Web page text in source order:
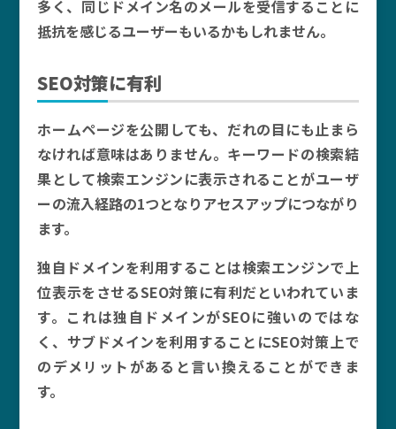
多く、同じドメイン名のメールを受信することに
抵抗を感じるユーザーもいるかもしれません。
SEO対策に有利
ホームページを公開しても、だれの目にも止まら
なければ意味はありません。キーワードの検索結
果として検索エンジンに表示されることがユーザ
ーの流入経路の1つとなりアセスアップにつながり
ます。
独自ドメインを利用することは検索エンジンで上
位表示をさせるSEO対策に有利だといわれていま
す。これは独自ドメインがSEOに強いのではな
く、サブドメインを利用することにSEO対策上で
のデメリットがあると言い換えることができま
す。